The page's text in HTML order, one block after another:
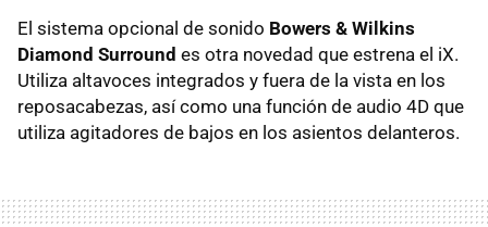
El sistema opcional de sonido Bowers & Wilkins
Diamond Surround es otra novedad que estrena el iX.
Utiliza altavoces integrados y fuera de la vista en los
reposacabezas, así como una función de audio 4D que
utiliza agitadores de bajos en los asientos delanteros.